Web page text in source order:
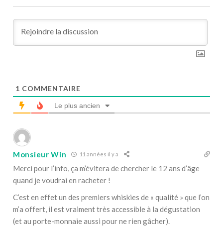
1 COMMENTAIRE
Le plus ancien
Monsieur Win 11 années il y a
Merci pour l’info, ça m’évitera de chercher le 12 ans d’âge
quand je voudrai en racheter !
C’est en effet un des premiers whiskies de « qualité » que l’on
m’a offert, il est vraiment très accessible à la dégustation
(et au porte-monnaie aussi pour ne rien gâcher).